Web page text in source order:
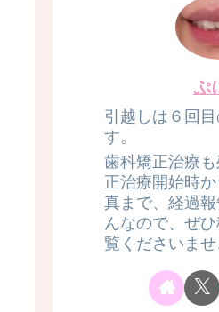
ぷ
引越しは６回
す。
歯科矯正治療
正治療開始時
真まで、経過
んなので、ぜ
覧くださいませ